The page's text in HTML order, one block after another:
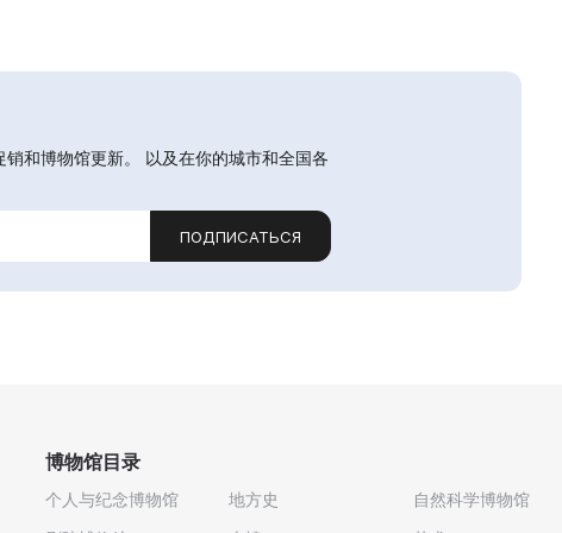
和博物馆更新。 以及在你的城市和全国各
ПОДПИСАТЬСЯ
博物馆目录
个人与纪念博物馆
地方史
自然科学博物馆